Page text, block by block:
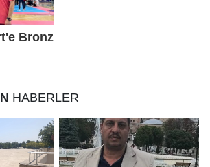
Bronz
HABERLER